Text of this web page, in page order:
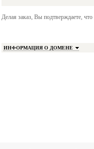
Делая заказ, Вы подтверждаете,
ИНФОРМАЦИЯ О ДОМЕНЕ